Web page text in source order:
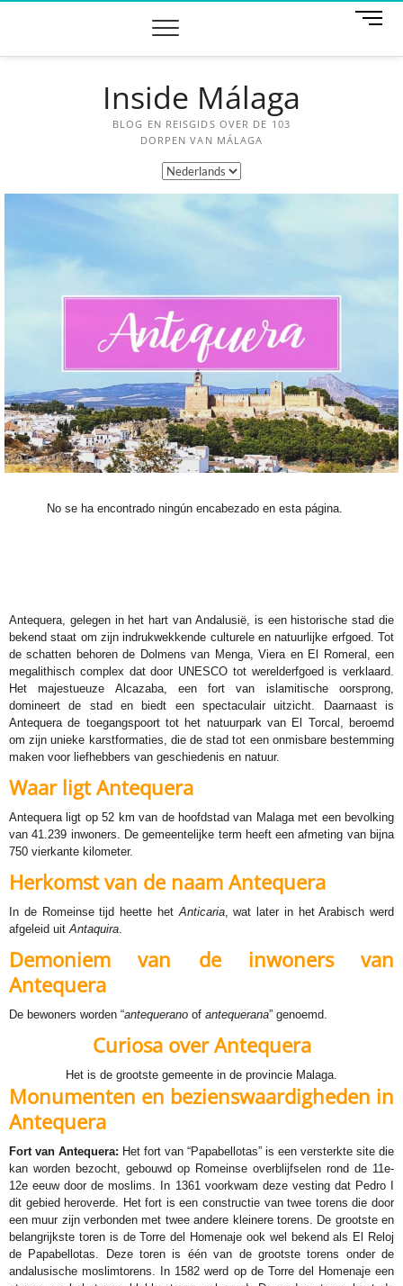
M
Inside Málaga
BLOG EN REISGIDS OVER DE 103
DORPEN VAN MÁLAGA
No se ha encontrado ningún encabezado en esta página.
Antequera, gelegen in het hart van Andalusië, is een historische stad die
bekend staat om zijn indrukwekkende culturele en natuurlijke erfgoed. Tot
de schatten behoren de Dolmens van Menga, Viera en El Romeral, een
megalithisch complex dat door UNESCO tot werelderfgoed is verklaard.
Het majestueuze Alcazaba, een fort van islamitische oorsprong,
domineert de stad en biedt een spectaculair uitzicht. Daarnaast is
Antequera de toegangspoort tot het natuurpark van El Torcal, beroemd
om zijn unieke karstformaties, die de stad tot een onmisbare bestemming
maken voor liefhebbers van geschiedenis en natuur.
Waar ligt Antequera
Antequera ligt op 52 km van de hoofdstad van Malaga met een bevolking
van 41.239 inwoners. De gemeentelijke term heeft een afmeting van bijna
750 vierkante kilometer.
Herkomst van de naam Antequera
In de Romeinse tijd heette hetAnticaria, wat later in het Arabisch werd
afgeleid uitAntaquira.
Demoniem van de inwoners van
Antequera
De bewoners worden “antequerano of antequerana” genoemd.
Curiosa over Antequera
Het is de grootste gemeente in de provincie Malaga.
Monumenten en bezienswaardigheden in
Antequera
Fort van Antequera: Het fort van “Papabellotas” is een versterkte site die
kan worden bezocht, gebouwd op Romeinse overblijfselen rond de 11e-
12e eeuw door de moslims. In 1361 voorkwam deze vesting dat Pedro I
dit gebied heroverde. Het fort is een constructie van twee torens die door
een muur zijn verbonden met twee andere kleinere torens. De grootste en
belangrijkste toren is de Torre del Homenaje ook wel bekend als El Reloj
de Papabellotas. Deze toren is één van de grootste torens onder de
andalusische moslimtorens. In 1582 werd op de Torre del Homenaje een